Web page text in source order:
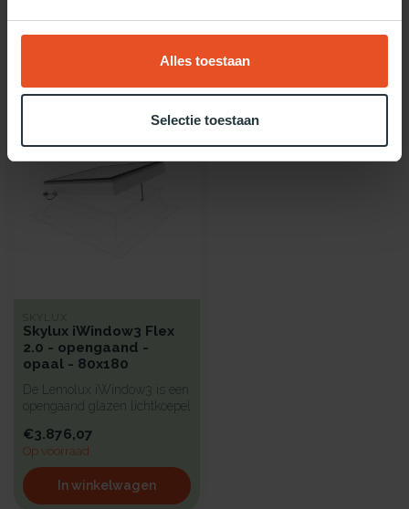
Alles toestaan
Selectie toestaan
Recent bekeken
SKYLUX
Skylux iWindow3 Flex
2.0 - opengaand -
opaal - 80x180
De Lemolux iWindow3 is een
opengaand glazen lichtkoepel
€3.876,07
Op voorraad
In winkelwagen